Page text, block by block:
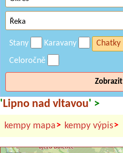
Stany Karavany Chatky
Celoročně
Zobrazit
' Lipno nad vltavou' >
kempy mapa> kempy výpis>